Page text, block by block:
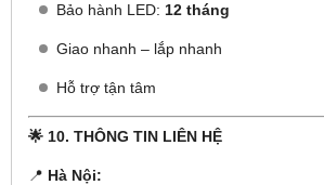
Bảo hành LED: 12 tháng
Giao nhanh – lắp nhanh
Hỗ trợ tận tâm
🌟 10. THÔNG TIN LIÊN HỆ
📍 Hà Nội: